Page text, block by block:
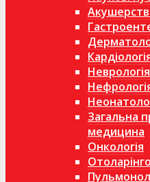
Неврологія
Загальна
медицина
Онкологія